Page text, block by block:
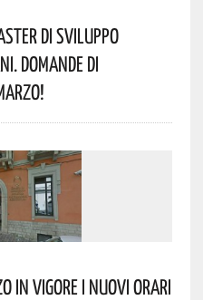
DI SVILUPPO
DOMANDE DI
IN VIGORE I NUOVI ORARI